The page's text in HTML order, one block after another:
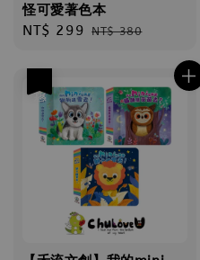
怪可愛著色本
Sale
NT$ 299 Regular
NT$ 380